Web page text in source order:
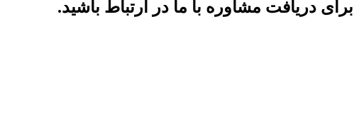
برای دریافت مشاوره با ما در ارتباط باشید.